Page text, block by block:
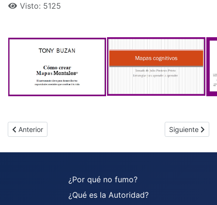
Visto: 5125
Artículo anterior: Proyecto Escriba
Anterior Artículo
Siguiente
¿Por qué no fumo?
¿Qué es la Autoridad?